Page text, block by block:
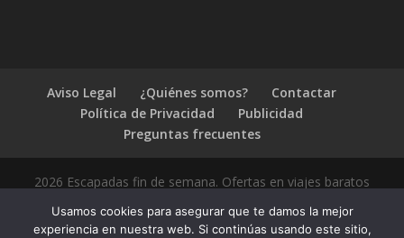
Aviso Legal ¿Quiénes somos?
Contactar
Política de Privacidad
Publicidad
Preguntas frecuentes
2026 Escapadas fin de semana. Ofertas en viajes baratos
Usamos cookies para asegurar que te damos la mejor
experiencia en nuestra web. Si continúas usando este sitio,